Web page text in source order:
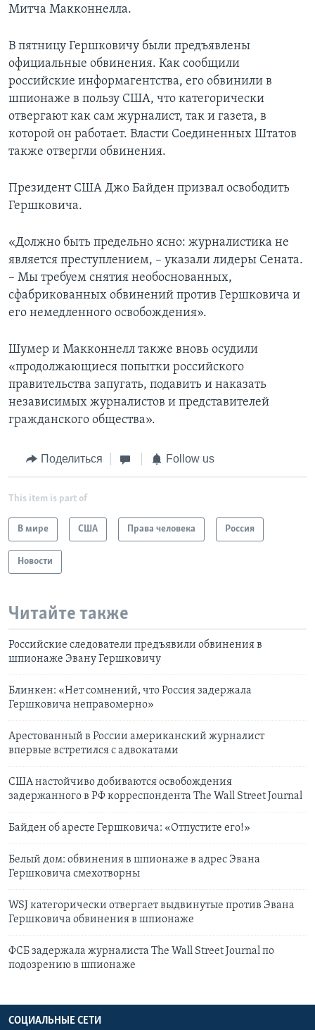
Митча Макконнелла.
В пятницу Гершковичу были предъявлены
официальные обвинения. Как сообщили
российские информагентства, его обвинили в
шпионаже в пользу США, что категорически
отвергают как сам журналист, так и газета, в
которой он работает. Власти Соединенных Штатов
также отвергли обвинения.
Президент США Джо Байден призвал освободить
Гершковича.
«Должно быть предельно ясно: журналистика не
является преступлением, – указали лидеры Сената.
– Мы требуем снятия необоснованных,
сфабрикованных обвинений против Гершковича и
его немедленного освобождения».
Шумер и Макконнелл также вновь осудили
«продолжающиеся попытки российского
правительства запугать, подавить и наказать
независимых журналистов и представителей
гражданского общества».
Поделиться Follow us
This item is part of
В мире США Права человека Россия
Новости
Читайте также
Российские следователи предъявили обвинения в
шпионаже Эвану Гершковичу
Блинкен: «Нет сомнений, что Россия задержала
Гершковича неправомерно»
Арестованный в России американский журналист
впервые встретился с адвокатами
США настойчиво добиваются освобождения
задержанного в РФ корреспондента The Wall Street Journal
Байден об аресте Гершковича: «Отпустите его!»
Белый дом: обвинения в шпионаже в адрес Эвана
Гершковича смехотворны
WSJ категорически отвергает выдвинутые против Эвана
Гершковича обвинения в шпионаже
ФСБ задержала журналиста The Wall Street Journal по
подозрению в шпионаже
СОЦИАЛЬНЫЕ СЕТИ